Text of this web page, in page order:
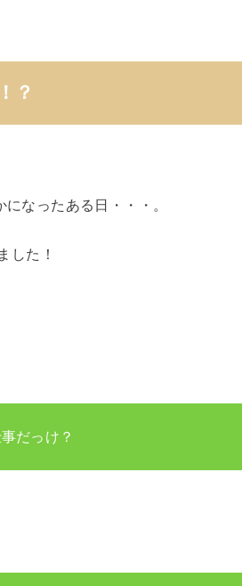
？
なったある日・・・。
した！
だっけ？